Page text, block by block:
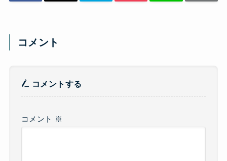
コメント
コメントする
コメント ※